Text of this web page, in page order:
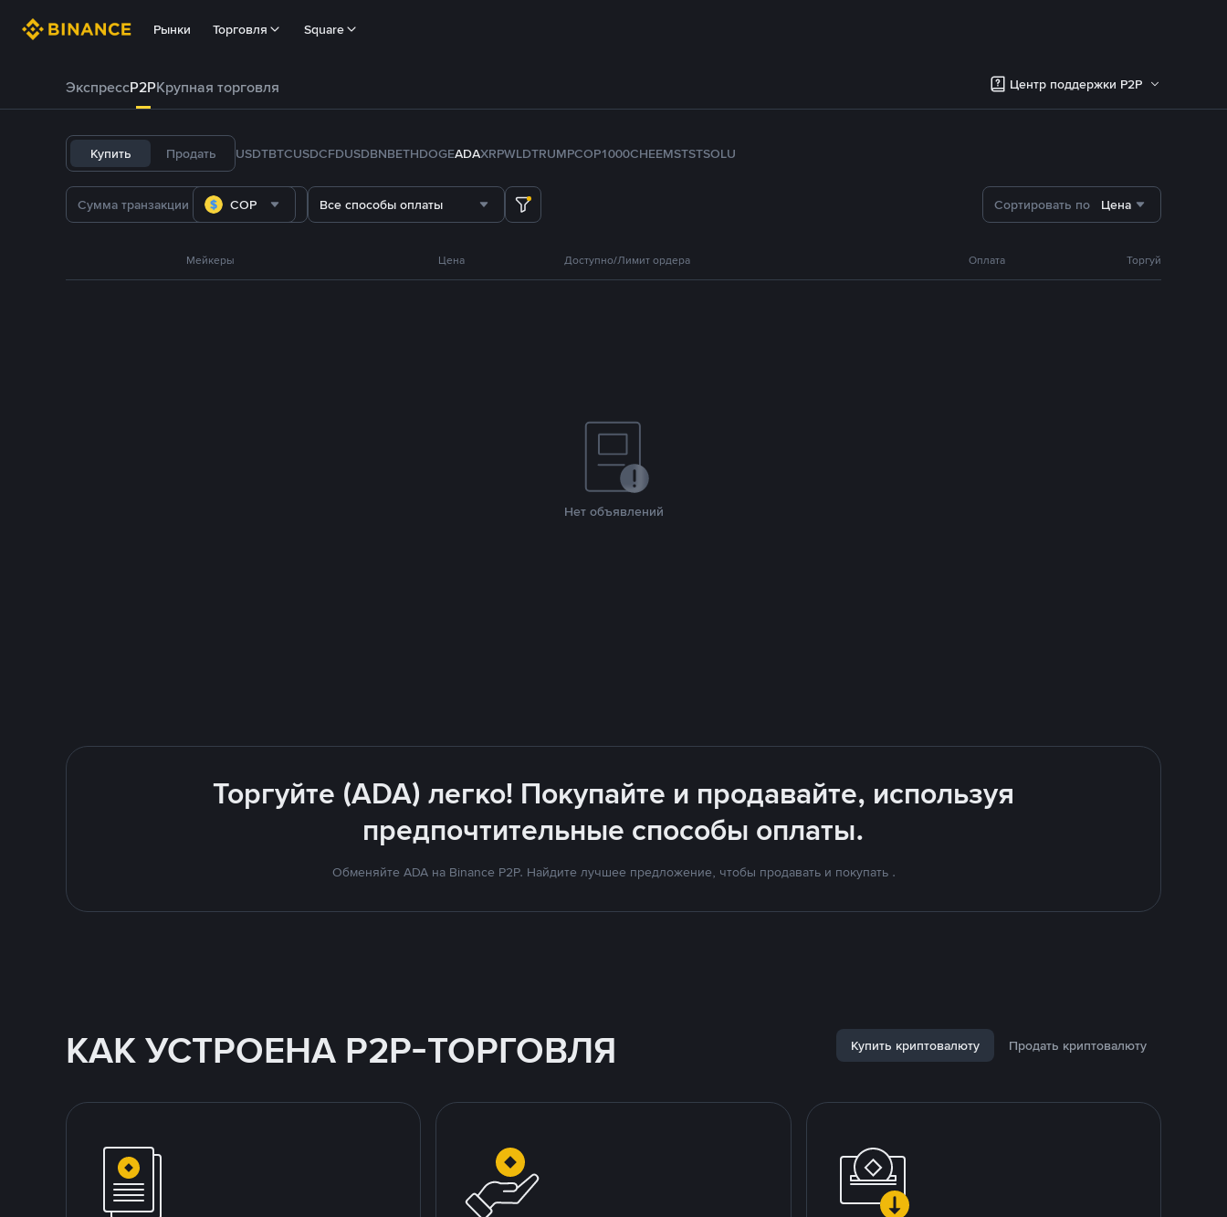
Рынки Торговля Square
ЭкспрессP2PКрупная торговля Центр поддержки P2P
Купить Продать USDTBTCUSDCFDUSDBNBETHDOGEADAXRPWLDTRUMPCOP1000CHEEMSTSTSOLU
COP Все способы оплаты Сортировать по Цена
Мейкеры Цена Доступно/Лимит ордера Оплата Торгуй
Нет объявлений
Торгуйте (ADA) легко! Покупайте и продавайте, используя
предпочтительные способы оплаты.
Обменяйте ADA на Binance P2P. Найдите лучшее предложение, чтобы продавать и покупать .
КАК УСТРОЕНА P2P-ТОРГОВЛЯ Купить криптовалюту Продать криптовалюту